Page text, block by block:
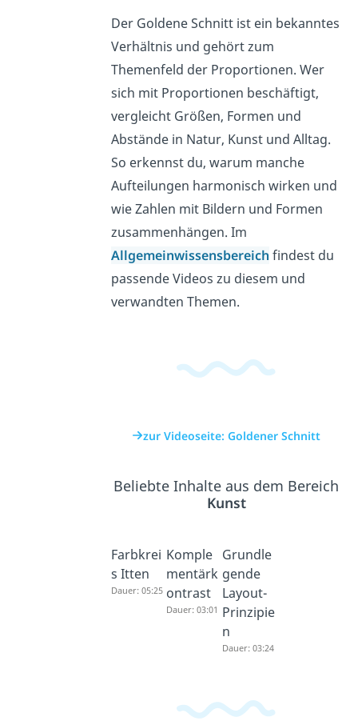
Der Goldene Schnitt ist ein bekanntes
Verhältnis und gehört zum
Themenfeld der Proportionen. Wer
sich mit Proportionen beschäftigt,
vergleicht Größen, Formen und
Abstände in Natur, Kunst und Alltag.
So erkennst du, warum manche
Aufteilungen harmonisch wirken und
wie Zahlen mit Bildern und Formen
zusammenhängen. Im
Allgemeinwissensbereich findest du
passende Videos zu diesem und
verwandten Themen.
zur Videoseite: Goldener Schnitt
Beliebte Inhalte aus dem Bereich
Kunst
Farbkrei
s Itten
Dauer: 05:25
Komple
mentärk
ontrast
Dauer: 03:01
Grundle
gende
Layout-
Prinzipie
n
Dauer: 03:24